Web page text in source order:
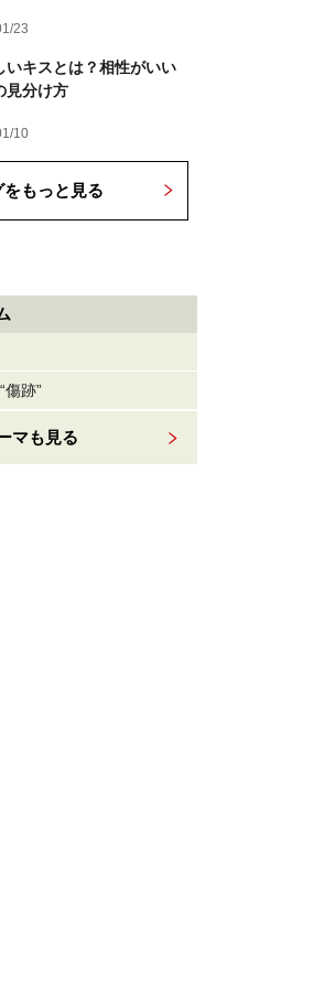
23
いキスとは？相性がいい
見分け方
10
もっと見る
傷跡”
マも見る